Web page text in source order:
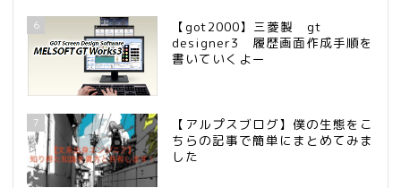
6
【got2000】三菱製 gt
designer3 履歴画面作成手順を
書いていくよー
7
【アルプスブログ】僕の生態をこ
ちらの記事で簡単にまとめてみま
した